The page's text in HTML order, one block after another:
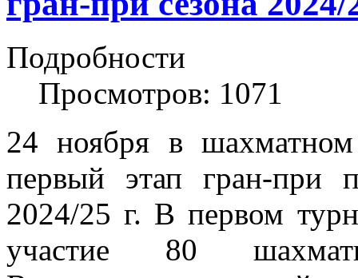
Подробности
Просмотров: 1071
24 ноября в
первый этап гран-при
2024/25 г. В первом
участие 80